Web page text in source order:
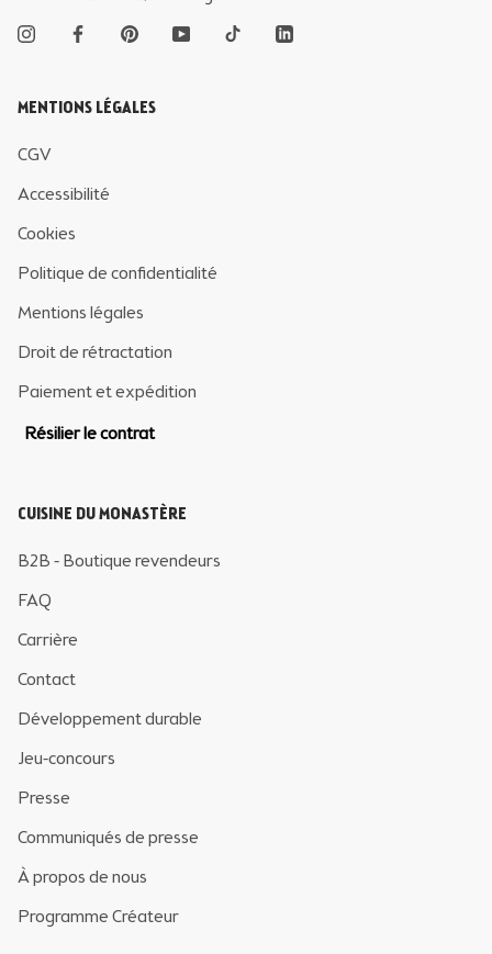
MENTIONS LÉGALES
CGV
Accessibilité
Cookies
Politique de confidentialité
Mentions légales
Droit de rétractation
Paiement et expédition
Résilier le contrat
CUISINE DU MONASTÈRE
B2B - Boutique revendeurs
FAQ
Carrière
Contact
Développement durable
Jeu-concours
Presse
Communiqués de presse
À propos de nous
Programme Créateur